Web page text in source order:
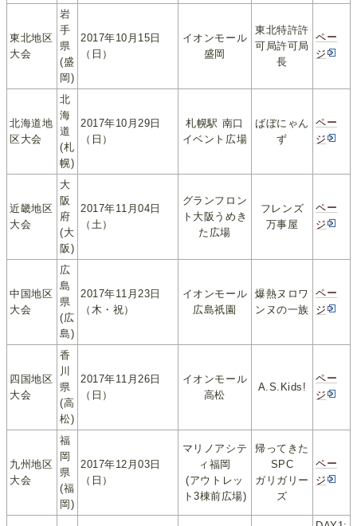
東北地区
大会
岩
手
県
(盛
岡)
2017年10月15日
（日）
イオンモール
盛岡
東北特許許
可局許可局
長
ペー
ジ
北海道地
区大会
北
海
道
(札
幌)
2017年10月29日
（日）
札幌駅 南口
イベント広場
ばぼにゃん
ず
ペー
ジ
近畿地区
大会
大
阪
府
(大
阪)
2017年11月04日
（土）
グランフロン
ト大阪うめき
た広場
フレンズ
万事屋
ペー
ジ
中国地区
大会
広
島
県
(広
島)
2017年11月23日
（木・祝）
イオンモール
広島祇園
爆熱ヌロワ
ンヌの一族
ペー
ジ
四国地区
大会
香
川
県
(高
松)
2017年11月26日
（日）
イオンモール
高松
A.S.Kids!
ペー
ジ
九州地区
大会
福
岡
県
(福
岡)
2017年12月03日
（日）
マリノアシテ
ィ福岡
(アウトレッ
ト3棟前広場)
帰ってきた
SPC
ガリガリー
ズ
ペー
ジ